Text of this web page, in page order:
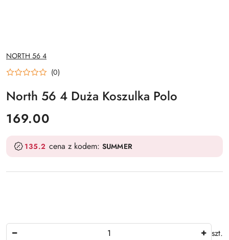
NAZWA
PRODUCENTA:
NORTH 56 4
(0)
North 56 4 Duża Koszulka Polo
cena:
169.00
135.2 cena z kodem: SUMMER
szt.